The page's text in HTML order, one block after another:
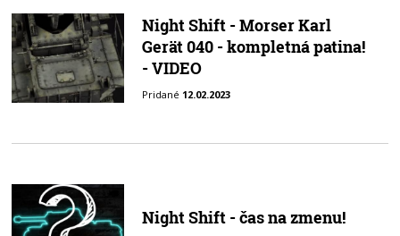
Night Shift - Morser Karl
Gerät 040 - kompletná patina!
- VIDEO
Pridané 12.02.2023
Night Shift - čas na zmenu!